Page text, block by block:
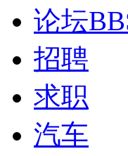
论坛
招聘
求职
汽车